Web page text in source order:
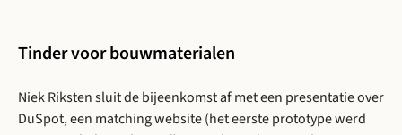
Tinder voor bouwmaterialen
Niek Riksten sluit de bijeenkomst af met een presentatie over
DuSpot, een matching website (het eerste prototype werd